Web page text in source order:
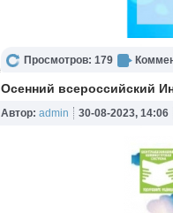
Просмотров: 179
Осенний всероссийский
Автор: admin 30-08-2023, 14:06